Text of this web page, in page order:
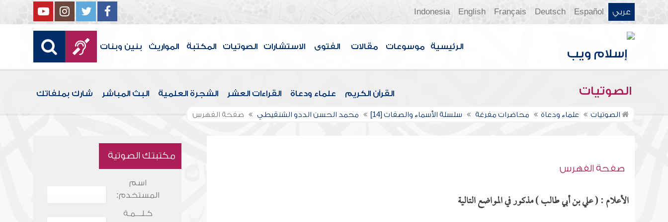
عربي Español
Deutsch
Français
English
Indonesia
الرئيسية موسوعات مقالات الفتوى الاستشارات الصوتيات المكتبة المواريث بنين وبنات
الصوتيات القرآن الكريم علماء ودعاة القراءات العشر الشجرة العلمية البث المباشر شارك بملفاتك
الصوتيات علماء ودعاة محاضرات مفرغة سلسلة الأسماء والصفات [14] محمد الحسن الددو الشنقيطي صفحة الفهرس
صفحة الفهرس
الأعلام : ( علي بن أبي طالب ) مذكور في المواضع التالية
مكتبتك الصوتية
اسم
المستخدم:
كـلـــمـة